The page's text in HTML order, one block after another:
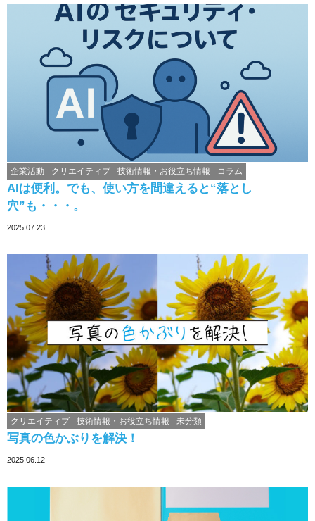
AIは便利。でも、使い方を間違えると“落とし
穴”も・・・。
企業活動 クリエイティブ 技術情報・お役立ち情報 コラム
2025.07.23
写真の色かぶりを解決！
クリエイティブ 技術情報・お役立ち情報 未分類
2025.06.12